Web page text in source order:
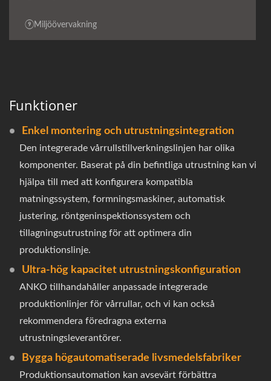
⑨Miljöövervakning
Funktioner
Enkel montering och utrustningsintegration
Den integrerade vårrullstillverkningslinjen har olika
komponenter. Baserat på din befintliga utrustning kan vi
hjälpa till med att konfigurera kompatibla
matningssystem, formningsmaskiner, automatisk
justering, röntgeninspektionssystem och
tillagningsutrustning för att optimera din
produktionslinje.
Ultra-hög kapacitet utrustningskonfiguration
ANKO tillhandahåller anpassade integrerade
produktionlinjer för vårrullar, och vi kan också
rekommendera föredragna externa
utrustningsleverantörer.
Bygga högautomatiserade livsmedelsfabriker
Produktionsautomation kan avsevärt förbättra